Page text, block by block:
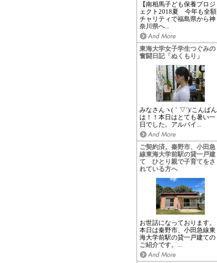
【南相馬子ども保養プロジ
ェクト2018夏 今年も全額
チャリティで福島県から神
奈川県へ...
東海大学女子学生つぐみの
奮闘日記「ぬくもり」
みなさんヽ(｀▽´)/こんばん
は！！本日はとても暑い一
日でした。アルバイ...
ご契約済。秦野市、小田急
線東海大学前駅の貸一戸建
て ひとり親で子育てをさ
れている方へ
お世話になっております。
本日は秦野市、小田急線東
海大学前駅の貸一戸建ての
ご紹介です。...